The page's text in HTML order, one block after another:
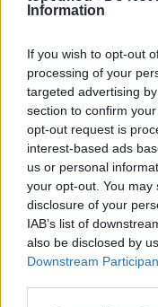
Information
If you wish to opt-out
processing of your
targeted advertising
section to confirm
opt-out request is
interest-based ads
us or personal
your opt-out. You
disclosure of your
IAB’s list of
also be disclosed by
Downstream
να ανιχνεύσει ένα
λοιπόν, την όσφρησή
και αξιολογούν το
φορά που δεν θα
σημείο που θέλει,
ευκαιρία να
περιοχή άλλα
είχαν.
2.Ίσως θεωρείτε ότι
τον σκύλο σας και
μπείτε στο σπίτι,
λάθος. Οι αργές
εκτονώνουν